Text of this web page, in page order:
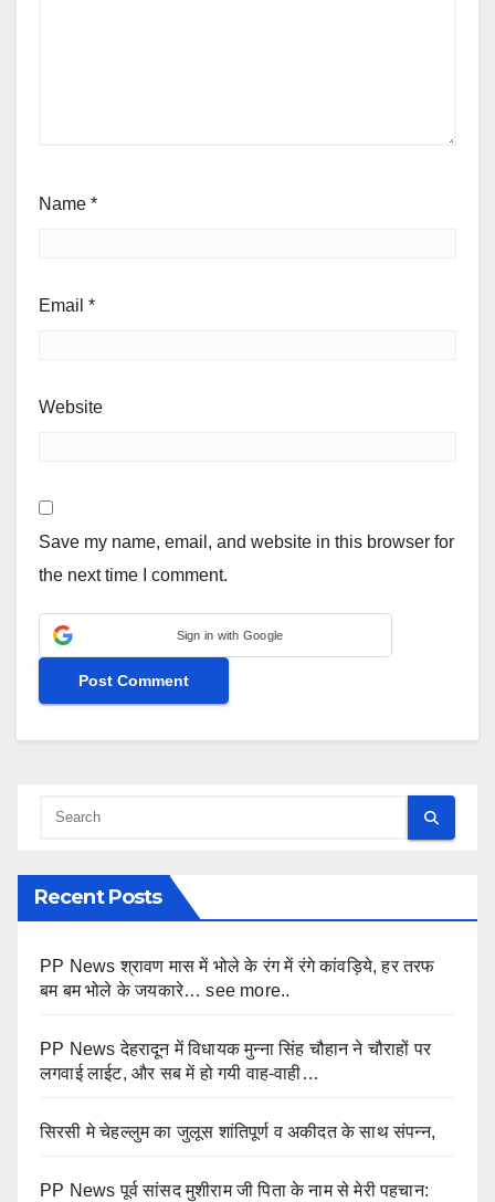
Name *
Email *
Website
Save my name, email, and website in this browser for
the next time I comment.
Sign in with Google
Recent Posts
PP News श्रावण मास में भोले के रंग में रंगे कांवड़िये, हर तरफ
बम बम भोले के जयकारे… see more..
PP News देहरादून में विधायक मुन्ना सिंह चौहान ने चौराहों पर
लगवाई लाईट, और सब में हो गयी वाह-वाही…
सिरसी मे चेहल्लुम का जुलूस शांतिपूर्ण व अकीदत के साथ संपन्न,
PP News पूर्व सांसद मुशीराम जी पिता के नाम से मेरी पहचान: